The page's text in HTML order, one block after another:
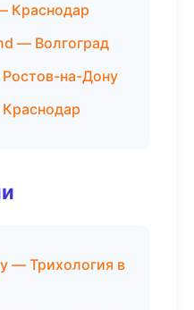
Краснодар
— Волгоград
на-Дону
— Трихология в